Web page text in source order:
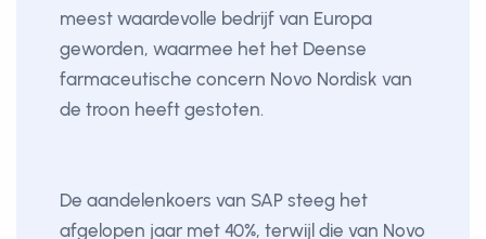
meest waardevolle bedrijf van Europa
geworden, waarmee het het Deense
farmaceutische concern Novo Nordisk van
de troon heeft gestoten.
De aandelenkoers van SAP steeg het
afgelopen jaar met 40%, terwijl die van Novo